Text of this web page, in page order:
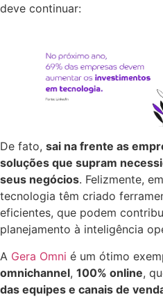
deve continuar:
De fato, sai na frente as
soluções que supram
seus negócios. Felizmente,
tecnologia têm criado
eficientes, que podem
planejamento à inteligência
A Gera Omni é um ótimo
omnichannel, 100% online,
das equipes e canais de